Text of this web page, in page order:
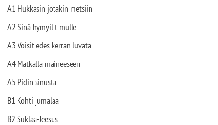
A1 Hukkasin jotakin metsiin
A2 Sinä hymyilit mulle
A3 Voisit edes kerran luvata
A4 Matkalla maineeseen
A5 Pidin sinusta
B1 Kohti jumalaa
B2 Suklaa-Jeesus